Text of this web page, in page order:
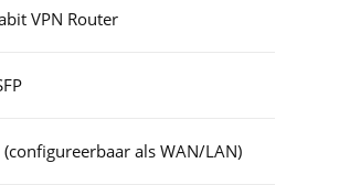
VPN Router
(configureerbaar als WAN/LAN)